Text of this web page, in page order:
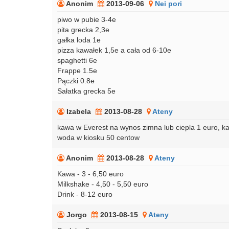
Anonim 2013-09-06
Nei pori
piwo w pubie 3-4e
pita grecka 2,3e
gałka loda 1e
pizza kawałek 1,5e a cała od 6-10e
spaghetti 6e
Frappe 1.5e
Pączki 0.8e
Sałatka grecka 5e
Izabela 2013-08-28
Ateny
kawa w Everest na wynos zimna lub ciepla 1 euro,
woda w kiosku 50 centow
Anonim 2013-08-28
Ateny
Kawa - 3 - 6,50 euro
Milkshake - 4,50 - 5,50 euro
Drink - 8-12 euro
Jorgo 2013-08-15
Ateny